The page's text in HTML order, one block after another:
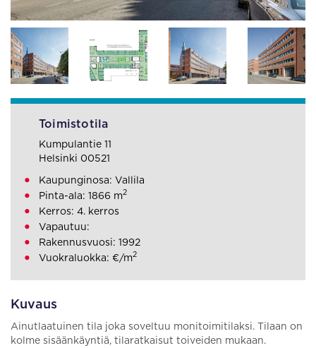
Kuvaus
Ainutlaatuinen tila joka soveltuu monitoimitilaksi. Tilaan on
kolme sisäänkäyntiä, tilaratkaisut toiveiden mukaan.
Toimistotila
Kumpulantie 11
Helsinki 00521
Kaupunginosa: Vallila
Pinta-ala: 1866 m2
Kerros: 4. kerros
Vapautuu:
Rakennusvuosi: 1992
Vuokraluokka: €/m2